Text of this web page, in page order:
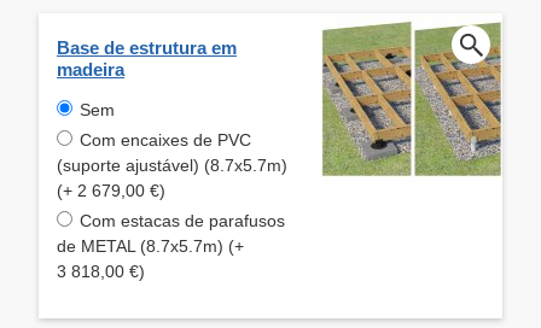
Base de estrutura em
madeira
Sem
Com encaixes de PVC
(suporte ajustável) (8.7x5.7m)
(+ 2 679,00 €)
Com estacas de parafusos
de METAL (8.7x5.7m) (+
3 818,00 €)